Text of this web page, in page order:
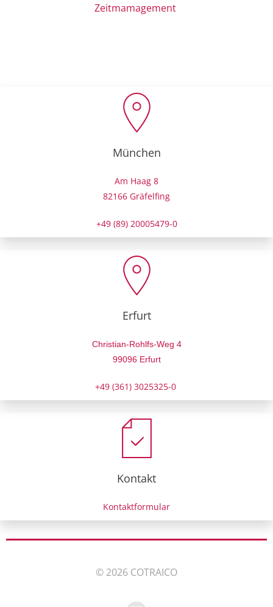
Zeitmamagement
München
Am Haag 8
82166 Gräfelfing
+49 (89) 20005479-0
Erfurt
Christian-Rohlfs-Weg 4
99096 Erfurt
+49 (361) 3025325-0
Kontakt
Kontaktformular
© 2026 COTRAICO